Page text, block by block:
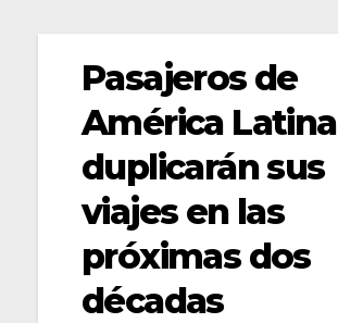
Pasajeros de
América Latina
duplicarán sus
viajes en las
próximas dos
décadas